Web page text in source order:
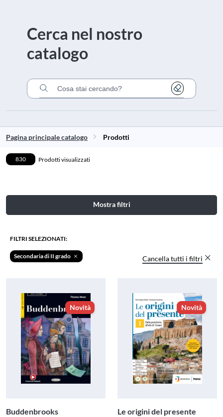
Cerca nel nostro
catalogo
Cerca nel catalogo Cancella
Pagina principale catalogo Prodotti
830 Prodotti visualizzati
Mostra filtri
FILTRI SELEZIONATI:
Secondaria di II grado Cancella tutti i filtri
Novità
Buddenbrooks
Novità
Le origini del presente